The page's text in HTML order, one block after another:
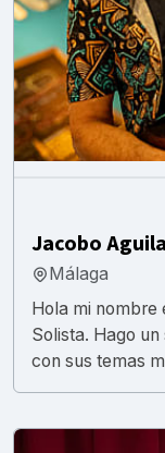
Jacobo
Málaga
Hola mi nombre
Solista. Hago
con sus temas